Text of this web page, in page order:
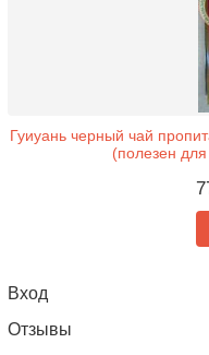
Гуиуань черный чай
(полезен
Вход
Отзывы